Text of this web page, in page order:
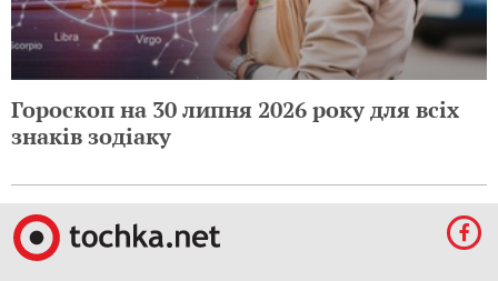
Гороскоп на 30 липня 2026 року для всіх
знаків зодіаку